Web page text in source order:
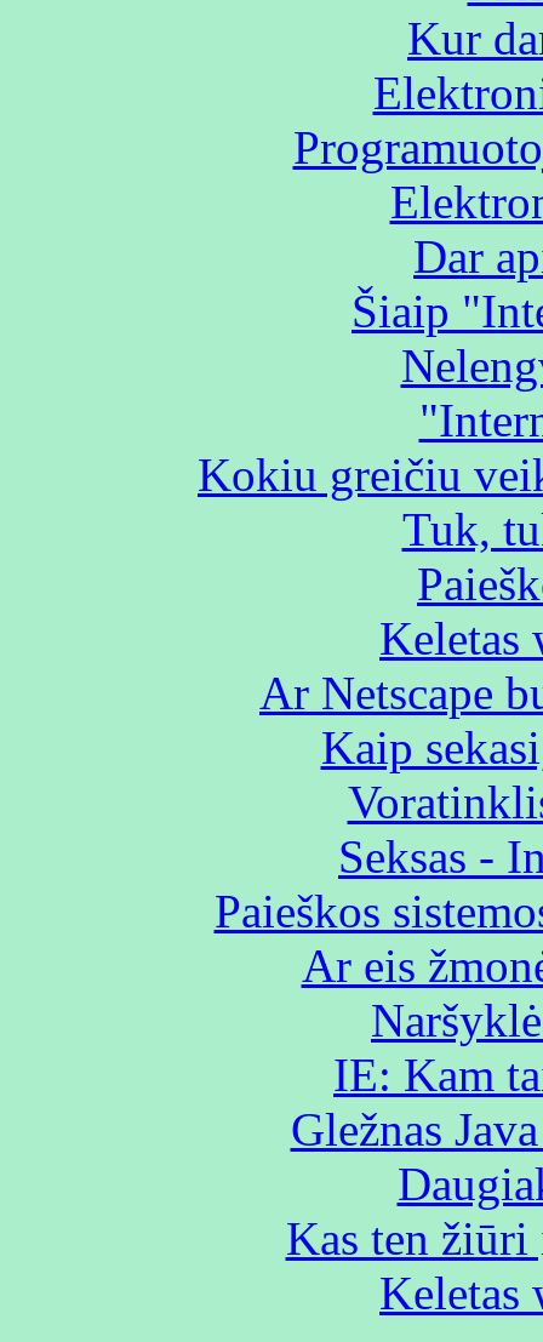
Kur
Dar
Šiaip
Kokiu greičiu
Tuk,
Keletas
Ar Netscape
Kaip
Seksas -
Paieškos
Ar eis
IE: Kam
Gležnas
Kas ten žiūri
Keletas